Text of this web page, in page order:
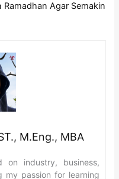
Ramadhan Agar Semakin
M.Eng., MBA
on industry, business,
my passion for learning